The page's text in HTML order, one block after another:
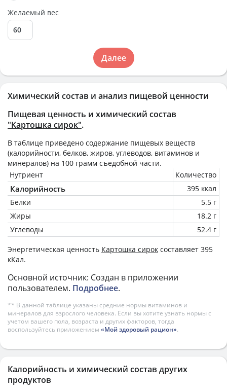
Химический состав и анализ пищевой ценности
Пищевая ценность и химический состав
"Картошка сирок".
В таблице приведено содержание пищевых веществ
(калорийности, белков, жиров, углеводов, витаминов и
минералов) на 100 грамм съедобной части.
Нутриент
Количество
Калорийность
395 ккал
Белки
5.5 г
Жиры
18.2 г
Углеводы
52.4 г
Энергетическая ценность Картошка сирок составляет 395
кКал.
Основной источник: Создан в приложении
пользователем. Подробнее.
** В данной таблице указаны средние нормы витаминов и
минералов для взрослого человека. Если вы хотите узнать нормы с
учетом вашего пола, возраста и других факторов, тогда
воспользуйтесь приложением «Мой здоровый рацион».
Желаемый вес
Далее
Калорийность и химический состав других
продуктов